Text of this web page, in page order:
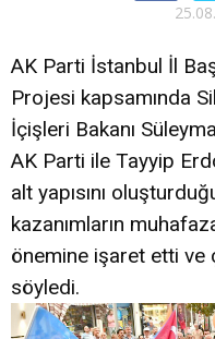
AK Parti İstanbul İl
Projesi kapsamında
İçişleri Bakanı
AK Parti ile Tayyip
alt yapısını
kazanımların
önemine işaret etti ve
söyledi.